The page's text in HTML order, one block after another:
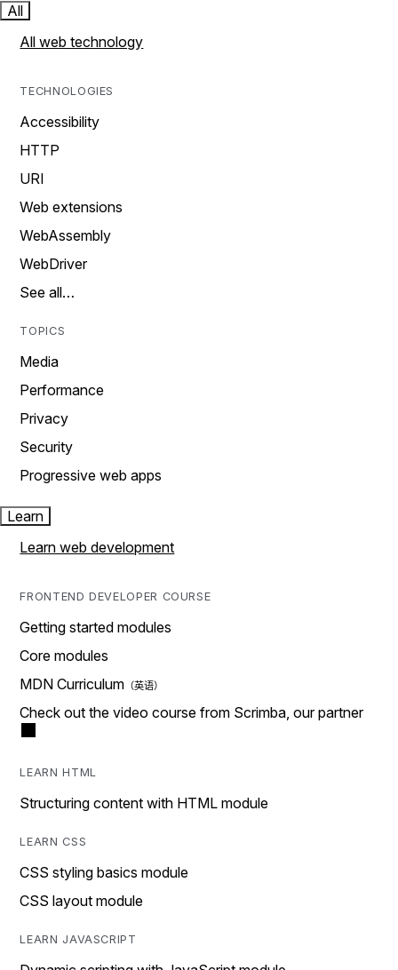
All
All web technology
TECHNOLOGIES
Accessibility
HTTP
URI
Web extensions
WebAssembly
WebDriver
See all…
TOPICS
Media
Performance
Privacy
Security
Progressive web apps
Learn
Learn web development
FRONTEND DEVELOPER COURSE
Getting started modules
Core modules
MDN Curriculum
Check out the video course from Scrimba, our partner
LEARN HTML
Structuring content with HTML module
LEARN CSS
CSS styling basics module
CSS layout module
LEARN JAVASCRIPT